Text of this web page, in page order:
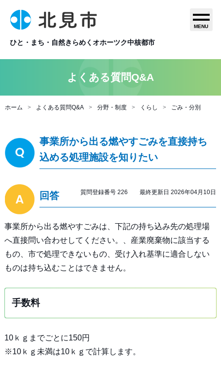
ひと・まち・自然きらめくオホーツク中核都市
MENU
よくある質問Q&A
ホーム よくある質問Q&A 分野・制度 くらし ごみ・分別
事業所から出る燃やすごみを直接持ち
込める処理施設を知りたい
回答 質問登録番号 226 最終更新日 2026年04月10日
事業所から出る燃やすごみは、下記の持ち込み先の処理場
へ直接問い合わせしてください。、産業廃棄物に該当する
もの、市で処理できないもの、受け入れ基準に適合しない
ものは持ち込むことはできません。
手数料
10ｋｇまでごとに150円
※10ｋｇ未満は10ｋｇで計算します。